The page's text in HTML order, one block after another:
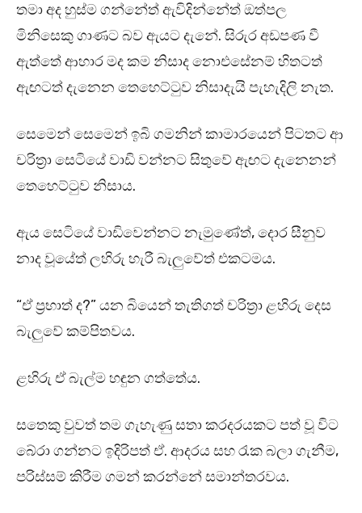
තමා අද හුස්ම ගන්නේත් ඇවිදින්නේත් ඔත්පල
මිනිසෙකු ගාණට බව ඇයට දැනේ. සිරුර අඩපණ වී
ඇත්තේ ආහාර මද කම නිසාද නොඑසේනම් හිතටත්
ඇඟටත් දැනෙන තෙහෙට්ටුව නිසාදැයි පැහැදිලි නැත.
සෙමෙන් සෙමෙන් ඉබි ගමනින් කාමාරයෙන් පිටතට ආ
චරිත්‍රා සෙටියේ වාඩි වන්නට සිතුවේ ඇඟට දැනෙනන්
තෙහෙට්ටුව නිසාය.
ඇය සෙටියේ වාඩිවෙන්නට නැමුණේත්, දොර සීනුව
නාද වූයේත් ලහිරු හැරී බැලුවේත් එකටමය.
“ඒ ප්‍රභාත් ද?” යන බියෙන් තැතිගත් චරිත්‍රා ළහිරු දෙස
බැලුවේ කම්පිතවය.
ළහිරු ඒ බැල්ම හඳුන ගත්තේය.
සතෙකු වුවත් තම ගැහැණු සතා කරදරයකට පත් වූ විට
බේරා ගන්නට ඉදිරිපත් ඒ. ආදරය සහ රැක බලා ගැනීම,
පරිස්සම් කිරීම ගමන් කරන්නේ සමාන්තරවය.